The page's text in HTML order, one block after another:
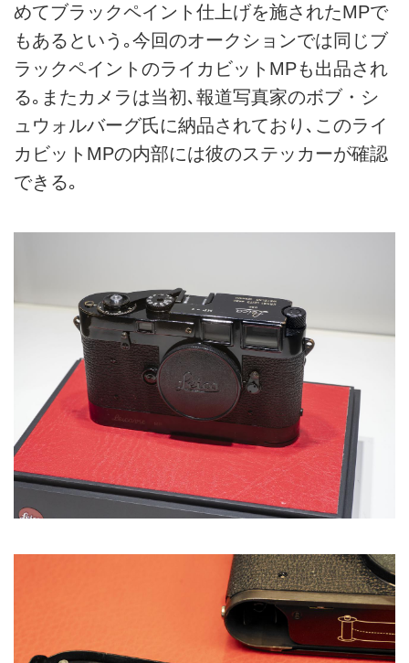
めてブラックペイント仕上げを施されたMPで
もあるという｡今回のオークションでは同じブ
ラックペイントのライカビットMPも出品され
る｡またカメラは当初､報道写真家のボブ・シ
ュウォルバーグ氏に納品されており､このライ
カビットMPの内部には彼のステッカーが確認
できる｡